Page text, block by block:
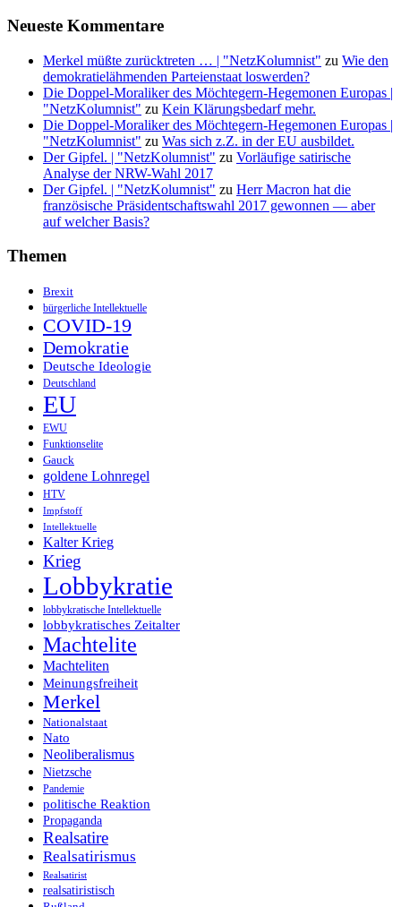
Neueste Kommentare
Merkel müßte zurücktreten … | "NetzKolumnist" zu Wie den
demokratielähmenden Parteienstaat loswerden?
Die Doppel-Moraliker des Möchtegern-Hegemonen Europas |
"NetzKolumnist" zu Kein Klärungsbedarf mehr.
Die Doppel-Moraliker des Möchtegern-Hegemonen Europas |
"NetzKolumnist" zu Was sich z.Z. in der EU ausbildet.
Der Gipfel. | "NetzKolumnist" zu Vorläufige satirische
Analyse der NRW-Wahl 2017
Der Gipfel. | "NetzKolumnist" zu Herr Macron hat die
französische Präsidentschaftswahl 2017 gewonnen — aber
auf welcher Basis?
Themen
Brexit
bürgerliche Intellektuelle
COVID-19
Demokratie
Deutsche Ideologie
Deutschland
EU
EWU
Funktionselite
Gauck
goldene Lohnregel
HTV
Impfstoff
Intellektuelle
Kalter Krieg
Krieg
Lobbykratie
lobbykratische Intellektuelle
lobbykratisches Zeitalter
Machtelite
Machteliten
Meinungsfreiheit
Merkel
Nationalstaat
Nato
Neoliberalismus
Nietzsche
Pandemie
politische Reaktion
Propaganda
Realsatire
Realsatirismus
Realsatirist
realsatiristisch